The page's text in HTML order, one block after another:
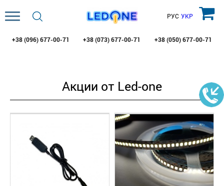
+38 (096) 677-00-71 +38 (073)677-00-71 +38 (050)677-00-71
РУС УКР
Акции от Led-one